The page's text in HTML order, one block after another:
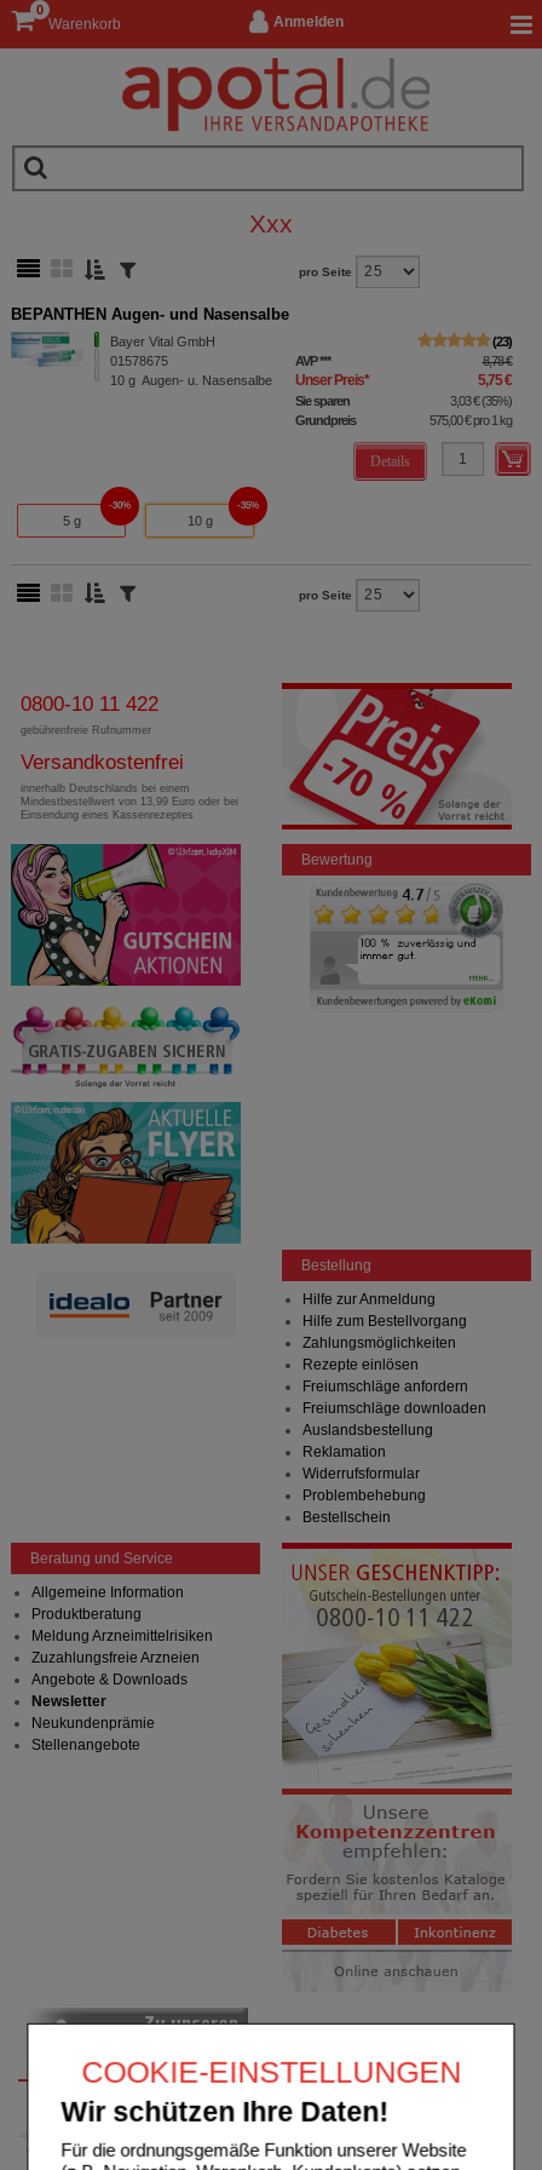
COOKIE-EINSTELLUNGEN
Wir schützen Ihre Daten!
Für die ordnungsgemäße Funktion unserer Website
Anmelden
Warenkorb
0
Xxx
pro Seite
BEPANTHEN Augen- und Nasensalbe
Bayer Vital GmbH
01578675
10 g Augen- u. Nasensalbe
23
AVP*** 8,78 €
Unser Preis* 5,75 €
Sie sparen 3,03 €(35%)
Grundpreis
575,00 €pro 1 kg
Details
5 g
30%
10 g
35%
pro Seite
0800-10 11 422
gebührenfreie Rufnummer
Versandkostenfrei
innerhalb Deutschlands bei einem
Mindestbestellwert von 13,99 Euro oder bei
Einsendung eines Kassenrezeptes
Bewertung
Bestellung
Hilfe zur Anmeldung
Hilfe zum Bestellvorgang
Zahlungsmöglichkeiten
Rezepte einlösen
Freiumschläge anfordern
Freiumschläge downloaden
Auslandsbestellung
Reklamation
Widerrufsformular
Problembehebung
Bestellschein
Beratung und Service
Allgemeine Information
Produktberatung
Meldung Arzneimittelrisiken
Zuzahlungsfreie Arzneien
Angebote & Downloads
Newsletter
Neukundenprämie
Stellenangebote